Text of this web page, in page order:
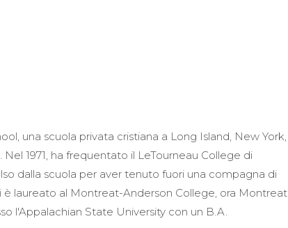
una scuola privata cristiana a Long Island, New York,
1971, ha frequentato il LeTourneau College di
dalla scuola per aver tenuto fuori una compagna di
è laureato al Montreat-Anderson College, ora Montreat
l'Appalachian State University con un B.A.